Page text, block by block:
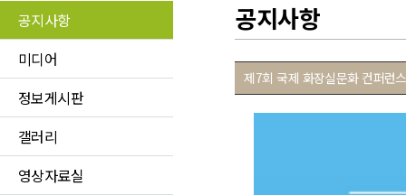
공지사항
미디어
정보게시판
갤러리
영상자료실
공지사항
제7회 국제 화장실문화 컨퍼런